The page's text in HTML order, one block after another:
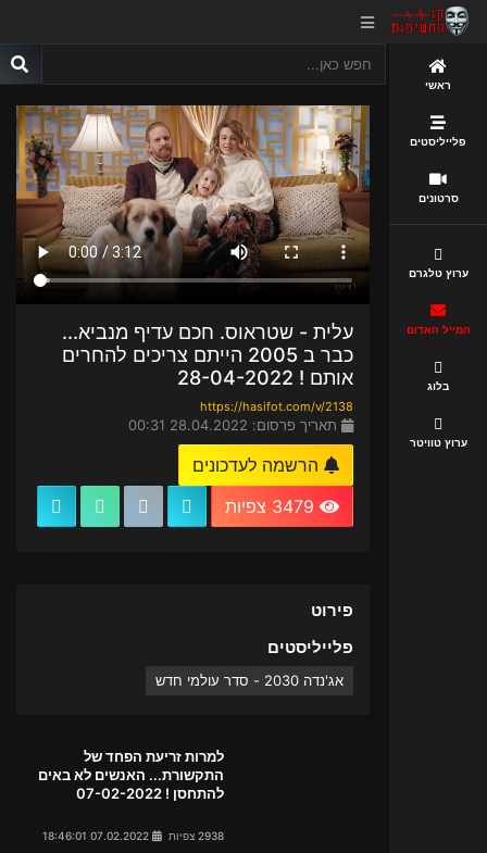
ראשי
פלייליסטים
סרטונים
ערוץ טלגרם
המייל האדום
בלוג
ערוץ טוויטר
עלית - שטראוס. חכם עדיף מנביא...
כבר ב 2005 הייתם צריכים להחרים
אותם ! 28-04-2022
https://hasifot.com/v/2138
תאריך פרסום: 28.04.2022 00:31
הרשמה לעדכונים
פירוט
פלייליסטים
אג'נדה 2030 - סדר עולמי חדש
למרות זריעת הפחד של
התקשורת... האנשים לא באים
להתחסן ! 07-02-2022
2938 צפיות